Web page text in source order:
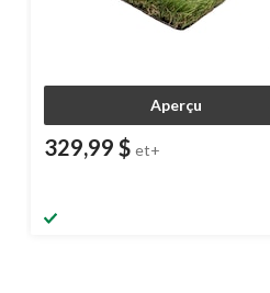
Aperçu
329,99 $ et+